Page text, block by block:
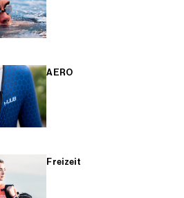
AERO
Freizeit